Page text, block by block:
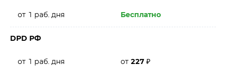
от 1 раб. дня Бесплатно
DPD РФ
от 1 раб. дня от 227 ₽